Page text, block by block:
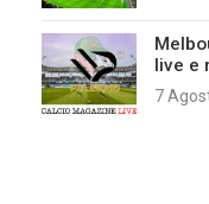
live e
7